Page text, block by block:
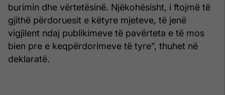
burimin dhe vërtetësinë. Njëkohësisht, i ftojmë të
gjithë përdoruesit e këtyre mjeteve, të jenë
vigjilent ndaj publikimeve të pavërteta e të mos
bien pre e keqpërdorimeve të tyre”, thuhet në
deklaratë.